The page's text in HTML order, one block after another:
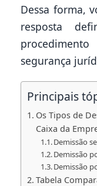
Dessa forma,
resposta
segurança
Principais
Os Tipos de
Caixa da
Demissão
Demissão
Demissão
Tabela